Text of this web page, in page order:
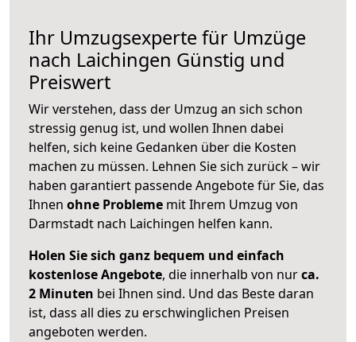
Ihr Umzugsexperte für Umzüge
nach Laichingen Günstig und
Preiswert
Wir verstehen, dass der Umzug an sich schon
stressig genug ist, und wollen Ihnen dabei
helfen, sich keine Gedanken über die Kosten
machen zu müssen. Lehnen Sie sich zurück – wir
haben garantiert passende Angebote für Sie, das
Ihnen ohne Probleme mit Ihrem Umzug von
Darmstadt nach Laichingen helfen kann.
Holen Sie sich ganz bequem und einfach
kostenlose Angebote, die innerhalb von nurca.
2 Minuten bei Ihnen sind. Und das Beste daran
ist, dass all dies zu erschwinglichen Preisen
angeboten werden.